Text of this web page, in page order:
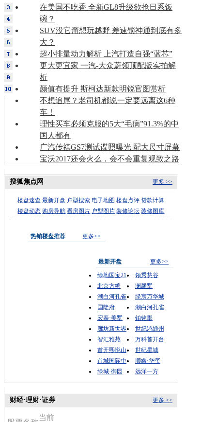
在美国不吃香 全新GL8升级欲抢日系饭
碗？
SUV没它甭想玩越野 差速锁神通到底有多
大？
超小排量动力解析 上汽打造自强“蓝芯”
更大更宜家 一汽-大众蔚领顶配版实拍解
析
颜值有提升 斯柯达新款明锐官图赏析
不想追尾？老司机都说一定要远离这6种
车！
理性买车必须克服的5大“毛病”91.3%的中
国人都有
广汽传祺GS7测试谍照曝光 配大尺寸屏幕
宝沃2017还会火么，会不会重复观致之路
更多 >>
搜狐焦点网
楼盘速查 最新开盘 户型搜索 电子地图 楼盘点评 贷款计算
楼盘动态 购房导航 看房图片 户型图片 装修论坛 装修图库
热销楼盘推荐 更多>>
最新开盘
更多>>
绿地国宝21
领秀慧谷
北京方糖
澜馨墅
潮白河孔雀
绿宸万华城
国隆府
潮白河孔雀
宏泰·美墅
铂铭郡
廊坊新世界
世纪鸿通州
智汇雅苑
万科首开台
首开熙悦山
世纪星城
首城国际中
顺鑫·华玺
绿城·御园
远洋一方
更多 >>
财经·理财·证券
当前